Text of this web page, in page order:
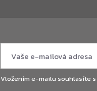
Vložením e-mailu souhlasíte s